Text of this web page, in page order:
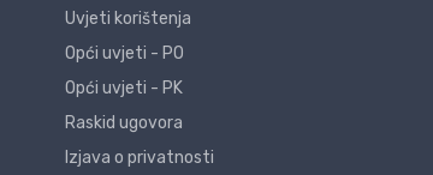
Uvjeti korištenja
Opći uvjeti - PO
Opći uvjeti - PK
Raskid ugovora
Izjava o privatnosti